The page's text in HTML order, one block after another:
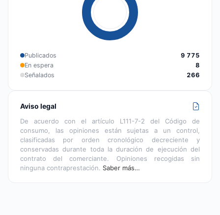
Publicados
9 775
En espera
8
Señalados
266
Aviso legal
De acuerdo con el artículo L111-7-2 del Código de
consumo, las opiniones están sujetas a un control,
clasificadas por orden cronológico decreciente y
conservadas durante toda la duración de ejecución del
contrato del comerciante. Opiniones recogidas sin
ninguna contraprestación. Saber más…